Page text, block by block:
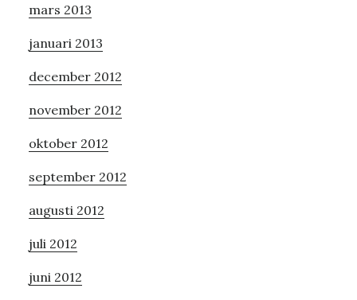
mars 2013
januari 2013
december 2012
november 2012
oktober 2012
september 2012
augusti 2012
juli 2012
juni 2012